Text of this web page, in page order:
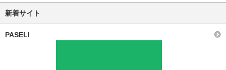
新着サイト
PASELI